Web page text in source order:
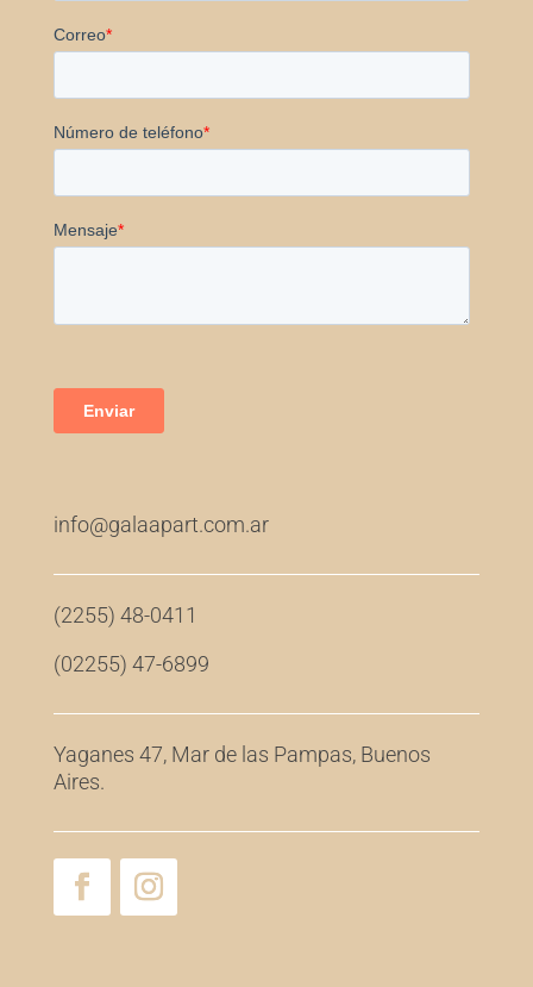
info@galaapart.com.ar
(2255) 48-0411
(02255) 47-6899
Yaganes 47, Mar de las Pampas, Buenos
Aires.